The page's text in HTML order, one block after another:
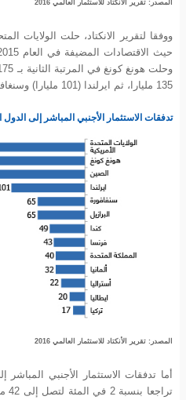
المصدر: تقرير الأنكتاد للاستثمار العالمي 2016
ووفقا لتقرير الانكتاد، حلت الولايات
135 مليارا، ثم ايرلندا (101 مليارا) وسنغافورة (65 مليارا).
تدفقات الاستثمار الأجنبي المباشر إلى الدول
المصدر: تقرير الأنكتاد للاستثمار العالمي 2016
أما تدفقات الاستثمار الأجنبي